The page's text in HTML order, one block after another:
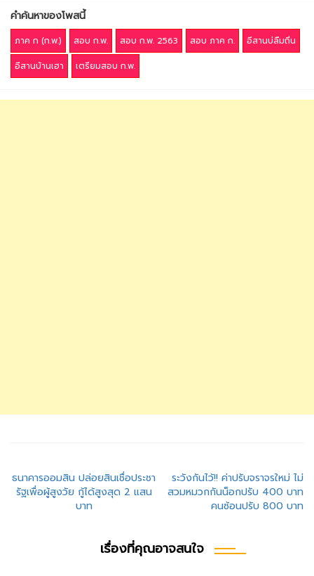
คำค้นหาของโพสนี้
ภาค ก (ก.พ.) สอบ ก.พ. สอบ ก.พ. 2563 สอบ ภาค ก.
อีสานบ่ลืมถิ่น
อีสานบ้านเฮา
เตรียมสอบ ก.พ.
แนะแนว
เรื่อง
ธนาคารออมสิน ปล่อยสินเชื่อประชา
รัฐเพื่อผู้สูงวัย กู้ได้สูงสุด 2 แสน
บาท
ระวังกันไว้!! ค่าปรับจราจรใหม่ ไม่
สวมหมวกกันน็อกปรับ 400 บาท
คนซ้อนปรับ 800 บาท
เรื่องที่คุณอาจสนใจ